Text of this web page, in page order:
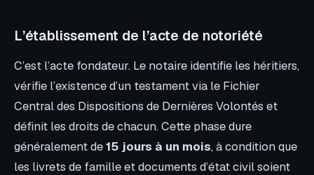
L’établissement de l’acte de notoriété
C’est l’acte fondateur. Le notaire identifie les héritiers,
vérifie l’existence d’un testament via le Fichier
Central des Dispositions de Dernières Volontés et
définit les droits de chacun. Cette phase dure
généralement de15 jours à un mois, à condition que
les livrets de famille et documents d’état civil soient